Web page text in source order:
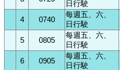
日行駛
4
0740
每週五、六、
日行駛
5
0805
每週五、六、
日行駛
6
0905
每週五、六、
日行駛